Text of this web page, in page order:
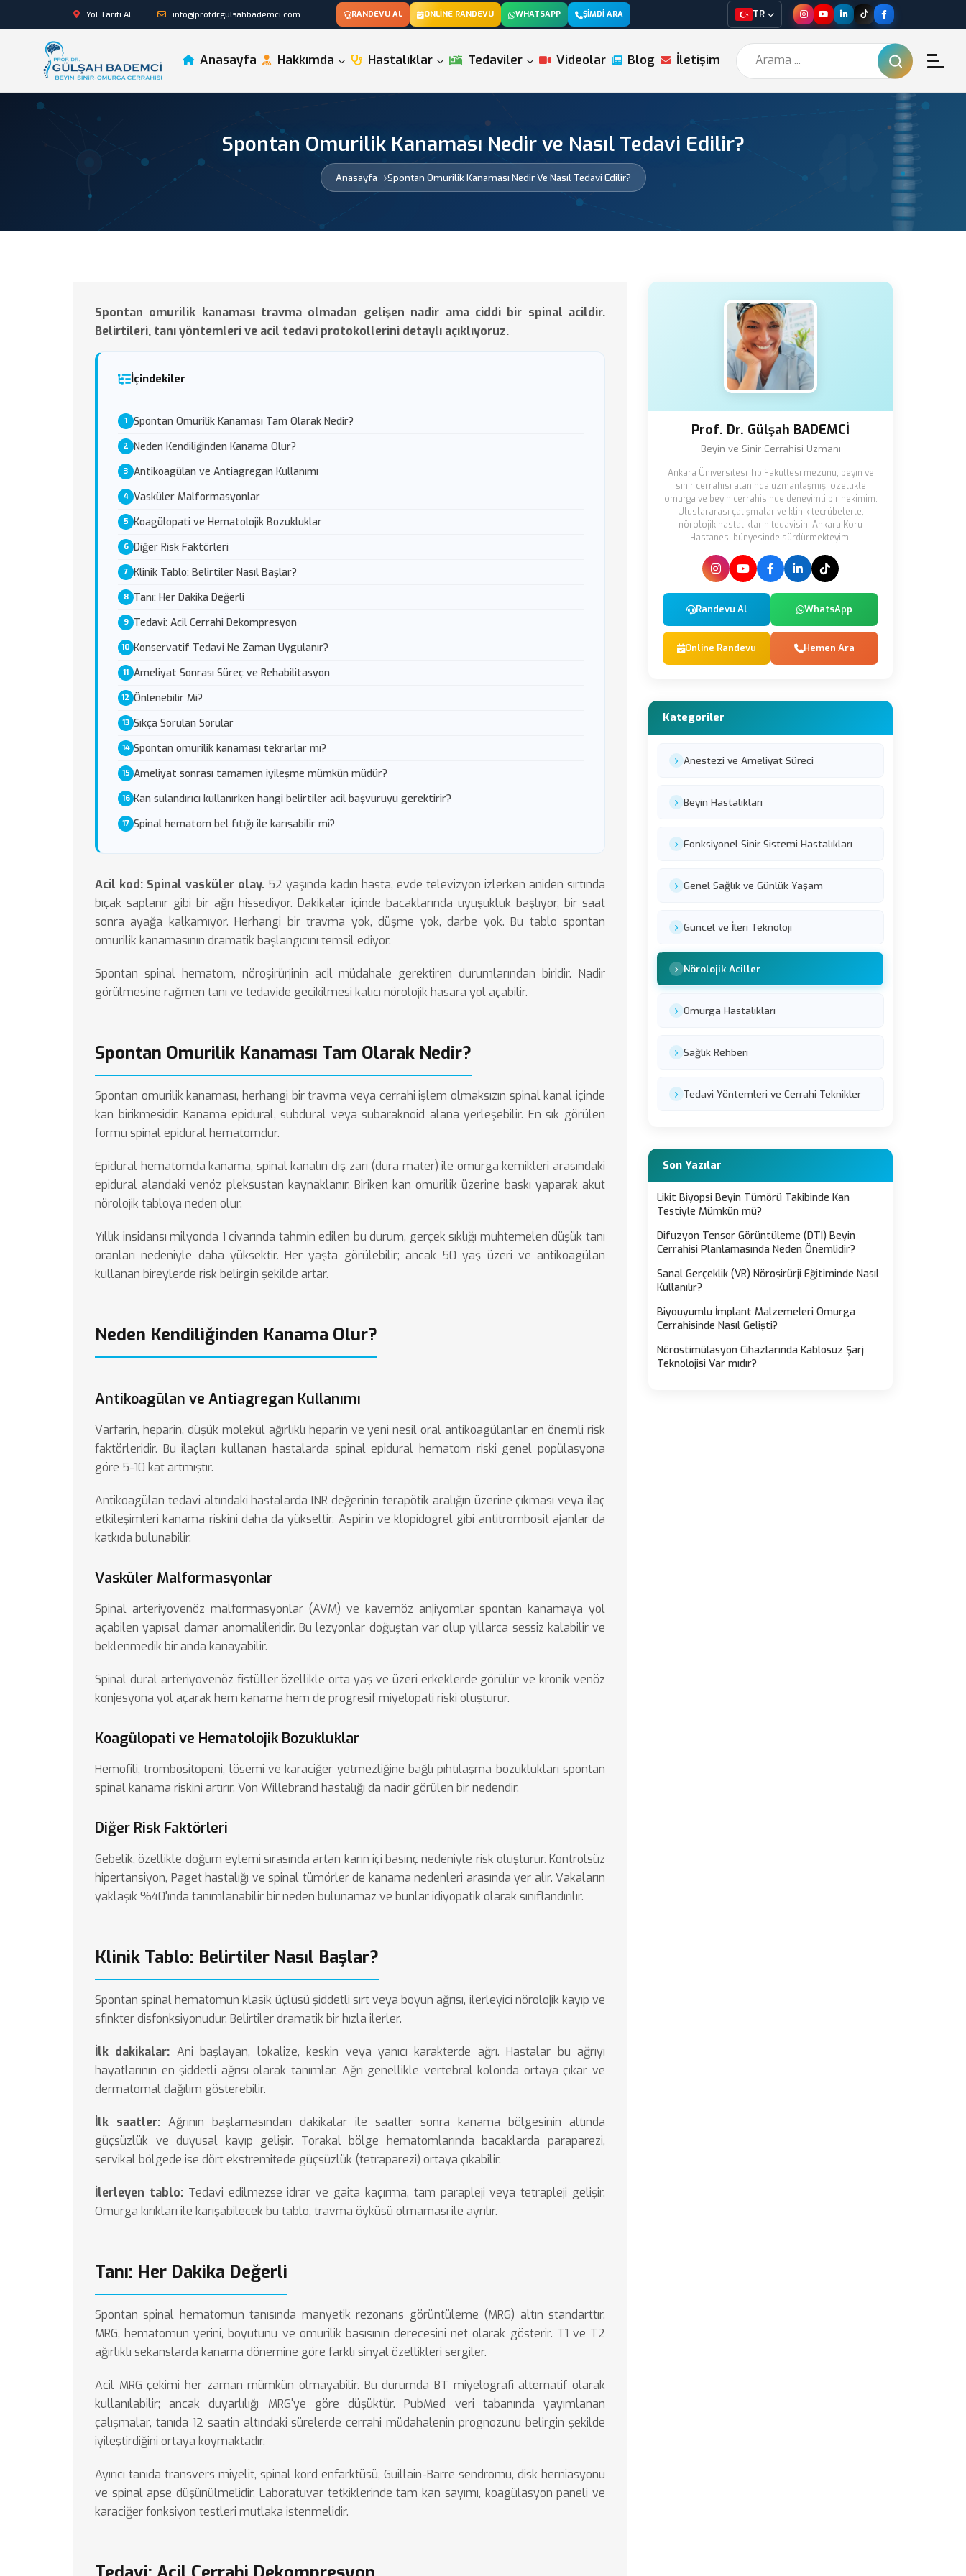
Yol Tarifi Al info@profdrgulsahbademci.com RANDEVU AL ONLINE RANDEVU WHATSAPP ŞIMDI ARA TR
Anasayfa Hakkımda Hastalıklar Tedaviler Videolar Blog İletişim
Spontan Omurilik Kanaması Nedir ve Nasıl Tedavi Edilir?
Anasayfa Spontan Omurilik Kanaması Nedir Ve Nasıl Tedavi Edilir?
Spontan omurilik kanaması travma olmadan gelişen nadir ama ciddi bir spinal acildir.
Belirtileri, tanı yöntemleri ve acil tedavi protokollerini detaylı açıklıyoruz.
İçindekiler
Spontan Omurilik Kanaması Tam Olarak Nedir?
Neden Kendiliğinden Kanama Olur?
Antikoagülan ve Antiagregan Kullanımı
Vasküler Malformasyonlar
Koagülopati ve Hematolojik Bozukluklar
Diğer Risk Faktörleri
Klinik Tablo: Belirtiler Nasıl Başlar?
Tanı: Her Dakika Değerli
Tedavi: Acil Cerrahi Dekompresyon
Konservatif Tedavi Ne Zaman Uygulanır?
Ameliyat Sonrası Süreç ve Rehabilitasyon
Önlenebilir Mi?
Sıkça Sorulan Sorular
Spontan omurilik kanaması tekrarlar mı?
Ameliyat sonrası tamamen iyileşme mümkün müdür?
Kan sulandırıcı kullanırken hangi belirtiler acil başvuruyu gerektirir?
Spinal hematom bel fıtığı ile karışabilir mi?
Acil kod: Spinal vasküler olay. 52 yaşında kadın hasta, evde televizyon izlerken aniden sırtında
bıçak saplanır gibi bir ağrı hissediyor. Dakikalar içinde bacaklarında uyuşukluk başlıyor, bir saat
sonra ayağa kalkamıyor. Herhangi bir travma yok, düşme yok, darbe yok. Bu tablo spontan
omurilik kanamasının dramatik başlangıcını temsil ediyor.
Spontan spinal hematom, nöroşirürjinin acil müdahale gerektiren durumlarından biridir. Nadir
görülmesine rağmen tanı ve tedavide gecikilmesi kalıcı nörolojik hasara yol açabilir.
Spontan Omurilik Kanaması Tam Olarak Nedir?
Spontan omurilik kanaması, herhangi bir travma veya cerrahi işlem olmaksızın spinal kanal içinde
kan birikmesidir. Kanama epidural, subdural veya subaraknoid alana yerleşebilir. En sık görülen
formu spinal epidural hematomdur.
Epidural hematomda kanama, spinal kanalın dış zarı (dura mater) ile omurga kemikleri arasındaki
epidural alandaki venöz pleksustan kaynaklanır. Biriken kan omurilik üzerine baskı yaparak akut
nörolojik tabloya neden olur.
Yıllık insidansı milyonda 1 civarında tahmin edilen bu durum, gerçek sıklığı muhtemelen düşük tanı
oranları nedeniyle daha yüksektir. Her yaşta görülebilir; ancak 50 yaş üzeri ve antikoagülan
kullanan bireylerde risk belirgin şekilde artar.
Neden Kendiliğinden Kanama Olur?
Antikoagülan ve Antiagregan Kullanımı
Varfarin, heparin, düşük molekül ağırlıklı heparin ve yeni nesil oral antikoagülanlar en önemli risk
faktörleridir. Bu ilaçları kullanan hastalarda spinal epidural hematom riski genel popülasyona
göre 5-10 kat artmıştır.
Antikoagülan tedavi altındaki hastalarda INR değerinin terapötik aralığın üzerine çıkması veya ilaç
etkileşimleri kanama riskini daha da yükseltir. Aspirin ve klopidogrel gibi antitrombosit ajanlar da
katkıda bulunabilir.
Vasküler Malformasyonlar
Spinal arteriyovenöz malformasyonlar (AVM) ve kavernöz anjiyomlar spontan kanamaya yol
açabilen yapısal damar anomalileridir. Bu lezyonlar doğuştan var olup yıllarca sessiz kalabilir ve
beklenmedik bir anda kanayabilir.
Spinal dural arteriyovenöz fistüller özellikle orta yaş ve üzeri erkeklerde görülür ve kronik venöz
konjesyona yol açarak hem kanama hem de progresif miyelopati riski oluşturur.
Koagülopati ve Hematolojik Bozukluklar
Hemofili, trombositopeni, lösemi ve karaciğer yetmezliğine bağlı pıhtılaşma bozuklukları spontan
spinal kanama riskini artırır. Von Willebrand hastalığı da nadir görülen bir nedendir.
Diğer Risk Faktörleri
Gebelik, özellikle doğum eylemi sırasında artan karın içi basınç nedeniyle risk oluşturur. Kontrolsüz
hipertansiyon, Paget hastalığı ve spinal tümörler de kanama nedenleri arasında yer alır. Vakaların
yaklaşık %40'ında tanımlanabilir bir neden bulunamaz ve bunlar idiyopatik olarak sınıflandırılır.
Klinik Tablo: Belirtiler Nasıl Başlar?
Spontan spinal hematomun klasik üçlüsü şiddetli sırt veya boyun ağrısı, ilerleyici nörolojik kayıp ve
sfinkter disfonksiyonudur. Belirtiler dramatik bir hızla ilerler.
İlk dakikalar: Ani başlayan, lokalize, keskin veya yanıcı karakterde ağrı. Hastalar bu ağrıyı
hayatlarının en şiddetli ağrısı olarak tanımlar. Ağrı genellikle vertebral kolonda ortaya çıkar ve
dermatomal dağılım gösterebilir.
İlk saatler: Ağrının başlamasından dakikalar ile saatler sonra kanama bölgesinin altında
güçsüzlük ve duyusal kayıp gelişir. Torakal bölge hematomlarında bacaklarda paraparezi,
servikal bölgede ise dört ekstremitede güçsüzlük (tetraparezi) ortaya çıkabilir.
İlerleyen tablo:Tedavi edilmezse idrar ve gaita kaçırma, tam parapleji veya tetrapleji gelişir.
Omurga kırıkları ile karışabilecek bu tablo, travma öyküsü olmaması ile ayrılır.
Tanı: Her Dakika Değerli
Spontan spinal hematomun tanısında manyetik rezonans görüntüleme (MRG) altın standarttır.
MRG, hematomun yerini, boyutunu ve omurilik basısının derecesini net olarak gösterir. T1 ve T2
ağırlıklı sekanslarda kanama dönemine göre farklı sinyal özellikleri sergiler.
Acil MRG çekimi her zaman mümkün olmayabilir. Bu durumda BT miyelografi alternatif olarak
kullanılabilir; ancak duyarlılığı MRG'ye göre düşüktür.PubMed veri tabanında yayımlanan
çalışmalar, tanıda 12 saatin altındaki sürelerde cerrahi müdahalenin prognozunu belirgin şekilde
iyileştirdiğini ortaya koymaktadır.
Ayırıcı tanıda transvers miyelit, spinal kord enfarktüsü, Guillain-Barre sendromu, disk herniasyonu
ve spinal apse düşünülmelidir. Laboratuvar tetkiklerinde tam kan sayımı, koagülasyon paneli ve
karaciğer fonksiyon testleri mutlaka istenmelidir.
Prof. Dr. Gülşah BADEMCİ
Beyin ve Sinir Cerrahisi Uzmanı
Ankara Üniversitesi Tıp Fakültesi mezunu, beyin ve
sinir cerrahisi alanında uzmanlaşmış, özellikle
omurga ve beyin cerrahisinde deneyimli bir hekimim.
Uluslararası çalışmalar ve klinik tecrübelerle,
nörolojik hastalıkların tedavisini Ankara Koru
Hastanesi bünyesinde sürdürmekteyim.
Randevu Al WhatsApp
Online Randevu Hemen Ara
Kategoriler
Anestezi ve Ameliyat Süreci
Beyin Hastalıkları
Fonksiyonel Sinir Sistemi Hastalıkları
Genel Sağlık ve Günlük Yaşam
Güncel ve İleri Teknoloji
Nörolojik Aciller
Omurga Hastalıkları
Sağlık Rehberi
Tedavi Yöntemleri ve Cerrahi Teknikler
Son Yazılar
Likit Biyopsi Beyin Tümörü Takibinde Kan
Testiyle Mümkün mü?
Difuzyon Tensor Görüntüleme (DTI) Beyin
Cerrahisi Planlamasında Neden Önemlidir?
Sanal Gerçeklik (VR) Nöroşirürji Eğitiminde Nasıl
Kullanılır?
Biyouyumlu İmplant Malzemeleri Omurga
Cerrahisinde Nasıl Gelişti?
Nörostimülasyon Cihazlarında Kablosuz Şarj
Teknolojisi Var mıdır?